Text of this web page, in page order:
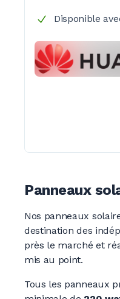
Disponible
Panneaux
Nos panneaux
destination des
près le marché et
mis au point.
Tous les panneaux